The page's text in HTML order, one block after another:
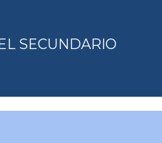
SECUNDARIO